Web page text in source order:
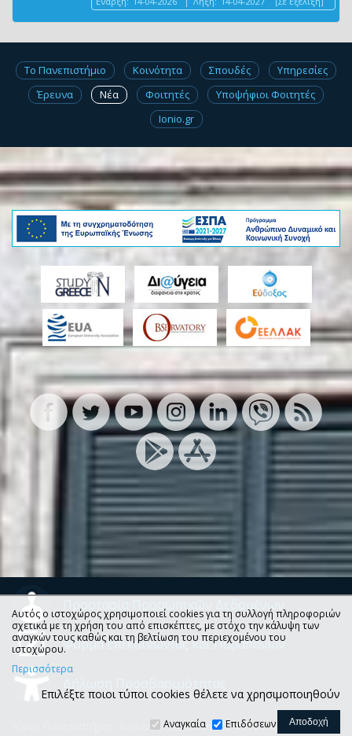
Το Πανεπιστήμιο Κοινότητα Σπουδές
Υπηρεσίες
Έρευνα
Νέα Φοιτητές
Υποψήφιοι Φοιτητές
Ionio.gr
Προστασία Προσωπικών Δεδομένων
Φόρμα Επικοινωνίας και Παραπόνων
Ιόνιο Πανεπιστήμιο, Ιωάννου Θεοτόκη 72, 49100 Κέρκυρα, Τ.Θ.
Αυτός ο ιστοχώρος χρησιμοποιεί cookies για τη συλλογή πληροφοριών
σχετικά με τη χρήση του από επισκέπτες, με στόχο την κάλυψη των
αναγκών τους καθώς και τη βελτίωση του περιεχομένου του
ιστοχώρου.
Περισσότερα
Επιλέξτε ποιοι τύποι cookies θέλετε να χρησιμοποιηθούν
Αναγκαία Επιδόσεων